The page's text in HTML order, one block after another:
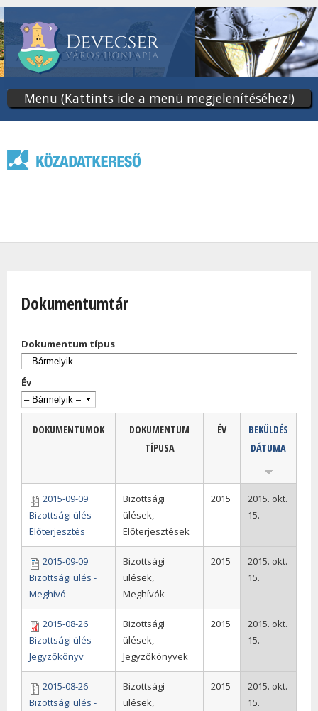
tartalomra
Menü (Kattints ide a menü megjelenítéséhez!)
Dokumentumtár
Dokumentum típus
Év
DOKUMENTUMOK
DOKUMENTUM
TÍPUSA
ÉV
BEKÜLDÉS
DÁTUMA
2015-09-09
Bizottsági ülés -
Előterjesztés
Bizottsági
ülések,
Előterjesztések
2015
2015. okt.
15.
2015-09-09
Bizottsági ülés -
Meghívó
Bizottsági
ülések,
Meghívók
2015
2015. okt.
15.
2015-08-26
Bizottsági ülés -
Jegyzőkönyv
Bizottsági
ülések,
Jegyzőkönyvek
2015
2015. okt.
15.
2015-08-26
Bizottsági ülés -
Bizottsági
ülések,
2015
2015. okt.
15.